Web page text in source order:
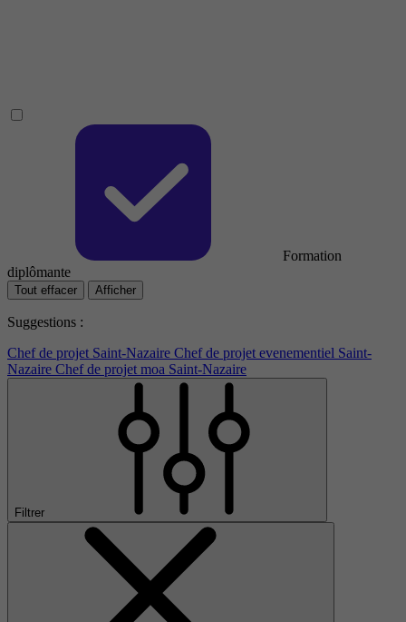
Formation
diplômante
Tout effacer Afficher
Suggestions :
Chef de projet Saint-Nazaire Chef de projet evenementiel Saint-
Nazaire Chef de projet moa Saint-Nazaire
Filtrer